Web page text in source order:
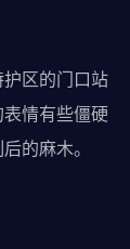
区的门口站
情有些僵硬
的麻木。